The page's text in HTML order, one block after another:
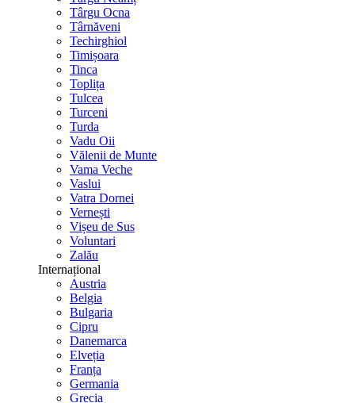
Târgu Ocna
Târnăveni
Techirghiol
Timișoara
Tinca
Toplița
Tulcea
Turceni
Turda
Vadu Oii
Vălenii de Munte
Vama Veche
Vaslui
Vatra Dornei
Vernești
Vișeu de Sus
Voluntari
Zalău
Internațional
Austria
Belgia
Bulgaria
Cipru
Danemarca
Elveția
Franța
Germania
Grecia